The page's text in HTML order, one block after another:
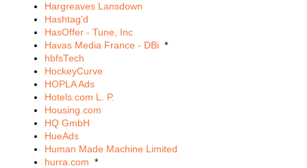
Hargreaves Lansdown
Hashtag'd
HasOffer - Tune, Inc
Havas Media France - DBi *
hbfsTech
HockeyCurve
HOPLA Ads
Hotels.com L. P.
Housing.com
HQ GmbH
HueAds
Human Made Machine Limited
hurra.com *